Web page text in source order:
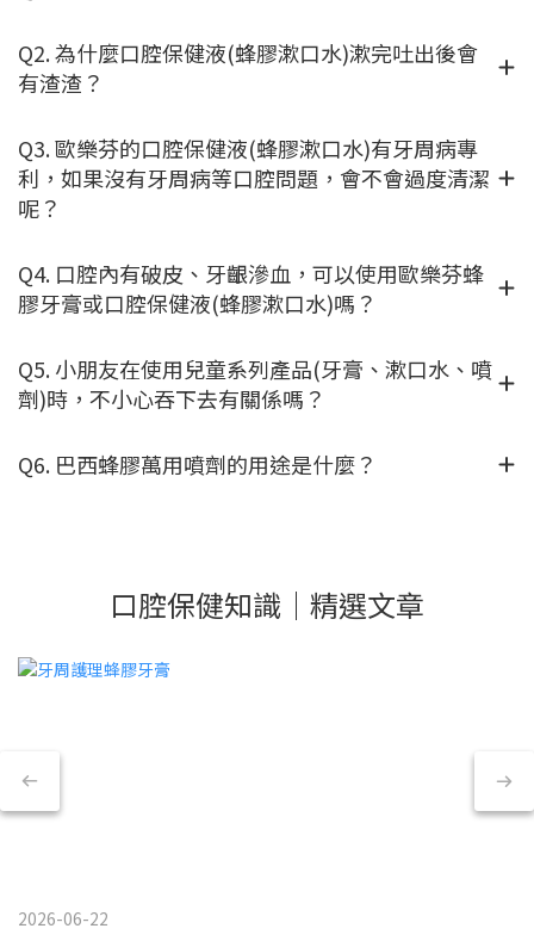
Q2. 為什麼口腔保健液(蜂膠漱口水)漱完吐出後會
有渣渣？
Q3. 歐樂芬的口腔保健液(蜂膠漱口水)有牙周病專
利，如果沒有牙周病等口腔問題，會不會過度清潔
呢？
Q4. 口腔內有破皮、牙齦滲血，可以使用歐樂芬蜂
膠牙膏或口腔保健液(蜂膠漱口水)嗎？
Q5. 小朋友在使用兒童系列產品(牙膏、漱口水、噴
劑)時，不小心吞下去有關係嗎？
Q6. 巴西蜂膠萬用噴劑的用途是什麼？
口腔保健知識｜精選文章
2026-06-22